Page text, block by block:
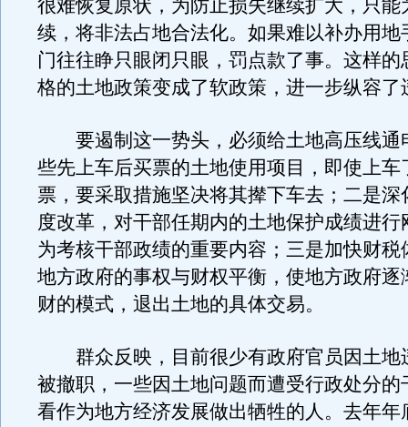
很难恢复原状，为防止损失继续扩大，只能
续，将非法占地合法化。如果难以补办用地
门往往睁只眼闭只眼，罚点款了事。这样的
格的土地政策变成了软政策，进一步纵容了
要遏制这一势头，必须给土地高压线通
些先上车后买票的土地使用项目，即使上车
票，要采取措施坚决将其撵下车去；二是深
度改革，对干部任期内的土地保护成绩进行
为考核干部政绩的重要内容；三是加快财税
地方政府的事权与财权平衡，使地方政府逐
财的模式，退出土地的具体交易。
群众反映，目前很少有政府官员因土地
被撤职，一些因土地问题而遭受行政处分的
看作为地方经济发展做出牺牲的人。去年年